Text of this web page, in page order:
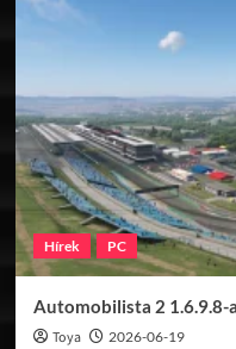
Hírek PC
Automobilista 2 1.6.9.8-
Toya 2026-06-19